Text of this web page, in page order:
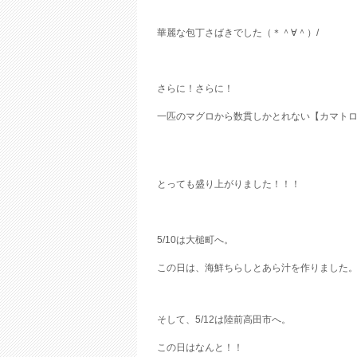
華麗な包丁さばきでした（＊＾∀＾）/
さらに！さらに！
一匹のマグロから数貫しかとれない【カマト
とっても盛り上がりました！！！
5/10は大槌町へ。
この日は、海鮮ちらしとあら汁を作りました。
そして、5/12は陸前高田市へ。
この日はなんと！！